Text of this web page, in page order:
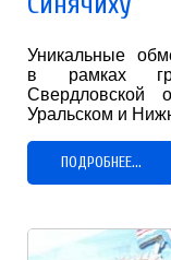
Уникальные
в рамках
Свердловской
Уральском и
ПОДРОБНЕЕ...